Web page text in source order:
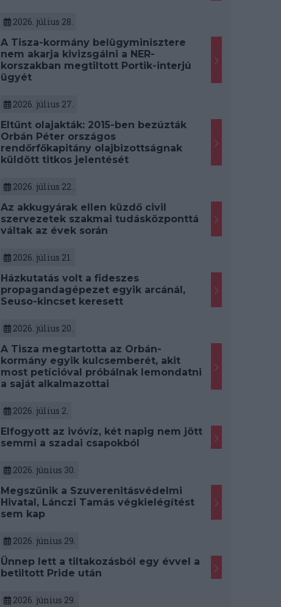
2026. július 28.
A Tisza-kormány belügyminisztere
nem akarja kivizsgálni a NER-
korszakban megtiltott Portik-interjú
ügyét
2026. július 27.
Eltűnt olajakták: 2015-ben bezúzták
Orbán Péter országos
rendőrfőkapitány olajbizottságnak
küldött titkos jelentését
2026. július 22.
Az akkugyárak ellen küzdő civil
szervezetek szakmai tudásközponttá
váltak az évek során
2026. július 21.
Házkutatás volt a fideszes
propagandagépezet egyik arcánál,
Seuso-kincset keresett
2026. július 20.
A Tisza megtartotta az Orbán-
kormány egyik kulcsemberét, akit
most petícióval próbálnak lemondatni
a saját alkalmazottai
2026. július 2.
Elfogyott az ivóvíz, két napig nem jött
semmi a szadai csapokból
2026. június 30.
Megszűnik a Szuverenitásvédelmi
Hivatal, Lánczi Tamás végkielégítést
sem kap
2026. június 29.
Ünnep lett a tiltakozásból egy évvel a
betiltott Pride után
2026. június 29.